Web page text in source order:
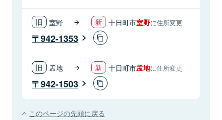
室野 十日町市室野に住所変更
942-1353
孟地 十日町市孟地に住所変更
942-1503
このページの先頭に戻る